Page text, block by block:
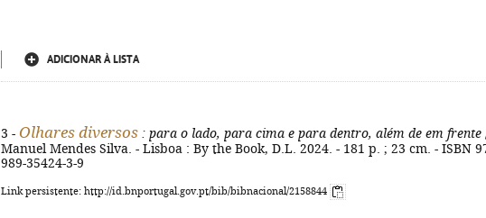
ADICIONAR À LISTA
3 - Olhares diversos : para o lado, para cima e para dentro, além de em frente
Manuel Mendes Silva. - Lisboa : By the Book, D.L. 2024. - 181 p. ; 23 cm. - ISBN
989-35424-3-9
Link persistente: http://id.bnportugal.gov.pt/bib/bibnacional/2158844